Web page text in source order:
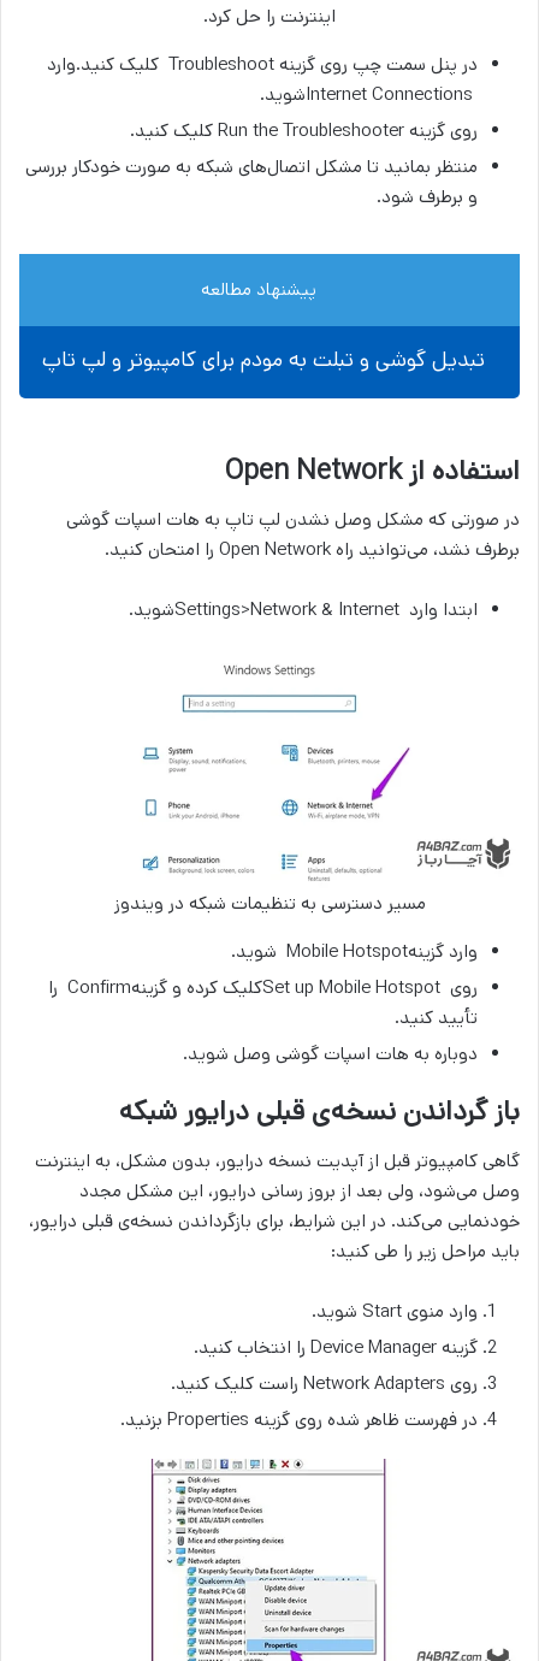
اینترنت را حل کرد.
در پنل سمت چپ روی گزینه Troubleshoot کلیک کنید.وارد
روی گزینه Run the Troubleshooter کلیک کنید.
منتظر بمانید تا مشکل اتصال‌های شبکه به صورت خودکار بررسی
و برطرف شود.
پیشنهاد مطالعه
تبدیل گوشی و تبلت به مودم برای کامپیوتر و لپ تاپ
استفاده از Open Network
در صورتی که مشکل وصل نشدن لپ تاپ به هات اسپات گوشی
برطرف نشد، می‌توانید راه Open Network را امتحان کنید.
ابتدا وارد Settings>Network & Internetشوید.
مسیر دسترسی به تنظیمات شبکه در ویندوز
وارد گزینهMobile Hotspot شوید.
روی Set up Mobile Hotspotکلیک کرده و گزینهConfirm را
تأیید کنید.
دوباره به هات اسپات گوشی وصل شوید.
باز گرداندن نسخه‌ی قبلی درایور شبکه
گاهی کامپیوتر قبل از آپدیت نسخه درایور، بدون مشکل، به اینترنت
وصل می‌شود، ولی بعد از بروز رسانی درایور، این مشکل مجدد
خودنمایی می‌کند. در این شرایط، برای بازگرداندن نسخه‌ی قبلی درایور،
باید مراحل زیر را طی کنید:
وارد منوی Start شوید.
گزینه Device Manager را انتخاب کنید.
روی Network Adapters راست کلیک کنید.
در فهرست ظاهر شده روی گزینه Properties بزنید.